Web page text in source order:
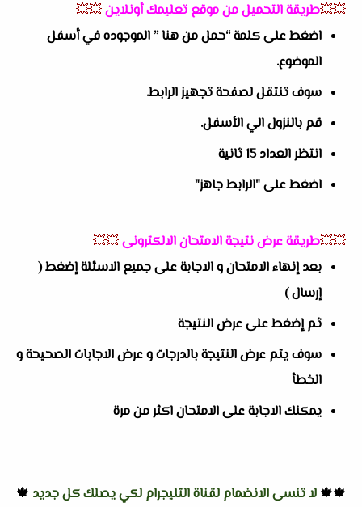
💥💥طريقة التحميل من موقع تعليمك أونلاين💥💥
اضغط على كلمة “حمل من هنا ” الموجوده في أسفل
الموضوع.
سوف تنتقل لصفحة تجهيز الرابط.
قم بالنزول الي الأسفل.
انتظر العداد 15 ثانية
اضغط على "الرابط جاهز"
💥💥طريقة عرض نتيجة الامتحان الالكترونى💥💥
بعد إنهاء الامتحان و الاجابة على جميع الاسئلة إضغط (
إرسال )
ثم إضغط على عرض النتيجة
سوف يتم عرض النتيجة بالدرجات و عرض الاجابات الصحيحة و
الخطأ
يمكنك الاجابة على الامتحان اكثر من مرة
🍁🍁 لا تنسى الانضمام لقناة التليجرام لكي يصلك كل جديد 🍁